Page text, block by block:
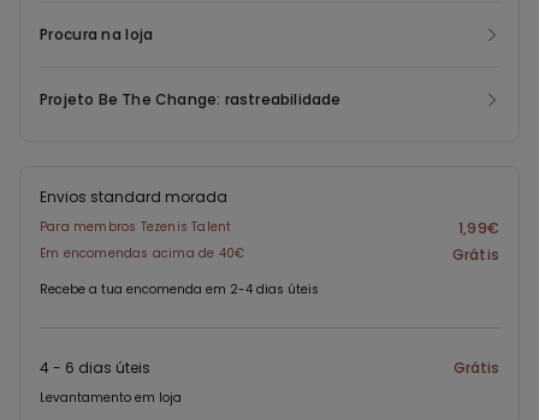
Procura na loja
Projeto Be The Change: rastreabilidade
Envios standard morada
Para membros Tezenis Talent 1,99€
Em encomendas acima de 40€ Grátis
Recebe a tua encomenda em 2-4 dias úteis
4 - 6 dias úteis Grátis
Levantamento em loja